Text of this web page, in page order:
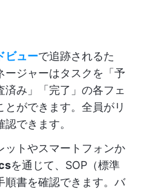
ビューで追跡されるた
ージャーはタスクを「予
済み」「完了」の各フェ
ができます。全員がリ
できます。
ットやスマートフォンか
を通じて、SOP（標準
順書を確認できます。バ